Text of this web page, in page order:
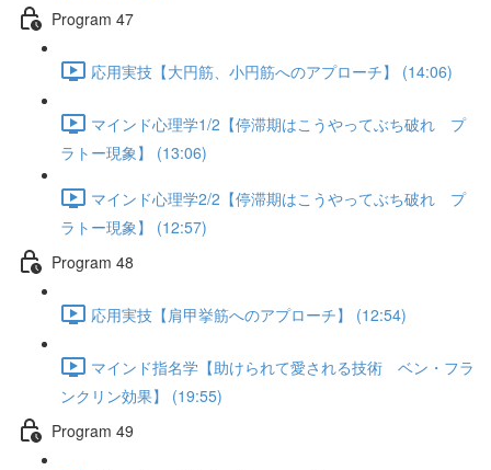
Program 47
応用実技【大円筋、小円筋へのアプローチ】 (14:06)
マインド心理学1/2【停滞期はこうやってぶち破れ プ
ラトー現象】 (13:06)
マインド心理学2/2【停滞期はこうやってぶち破れ プ
ラトー現象】 (12:57)
Program 48
応用実技【肩甲挙筋へのアプローチ】 (12:54)
マインド指名学【助けられて愛される技術 ベン・フラ
ンクリン効果】 (19:55)
Program 49